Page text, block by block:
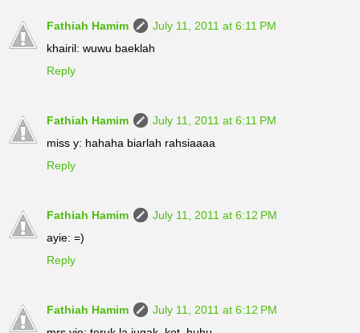
Fathiah Hamim
July 11, 2011 at 6:11 PM
khairil: wuwu baeklah
Reply
Fathiah Hamim
July 11, 2011 at 6:11 PM
miss y: hahaha biarlah rahsiaaaa
Reply
Fathiah Hamim
July 11, 2011 at 6:12 PM
ayie: =)
Reply
Fathiah Hamim
July 11, 2011 at 6:12 PM